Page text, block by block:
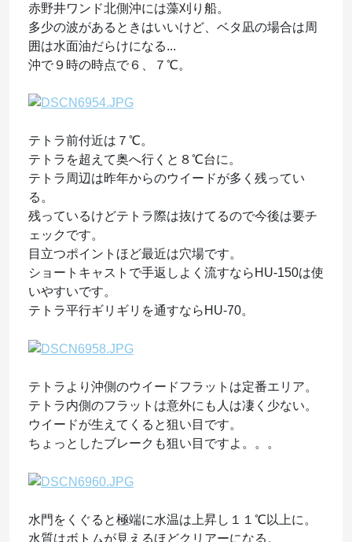
赤野井ワンド北側沖には藻刈り船。
多少の波があるときはいいけど、ベタ凪の場合は周
囲は水面油だらけになる...
沖で９時の時点で６、７℃。
テトラ前付近は７℃。
テトラを超えて奥へ行くと８℃台に。
テトラ周辺は昨年からのウイードが多く残ってい
る。
残っているけどテトラ際は抜けてるので今後は要チ
ェックです。
目立つポイントほど最近は穴場です。
ショートキャストで手返しよく流すならHU-150は使
いやすいです。
テトラ平行ギリギリを通すならHU-70。
テトラより沖側のウイードフラットは定番エリア。
テトラ内側のフラットは意外にも人は凄く少ない。
ウイードが生えてくると狙い目です。
ちょっとしたブレークも狙い目ですよ。。。
水門をくぐると極端に水温は上昇し１１℃以上に。
水質はボトムが見えるほどクリアーになる。